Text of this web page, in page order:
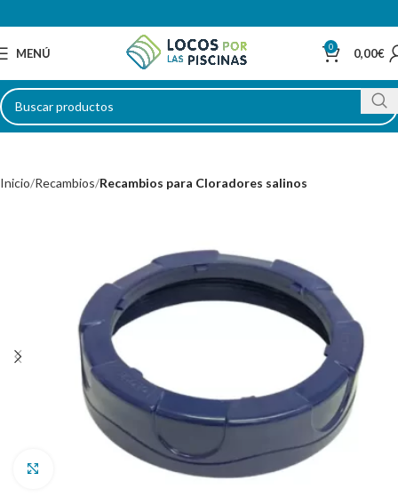
MENÚ 0 0,00€
Inicio Recambios Recambios para Cloradores salinos